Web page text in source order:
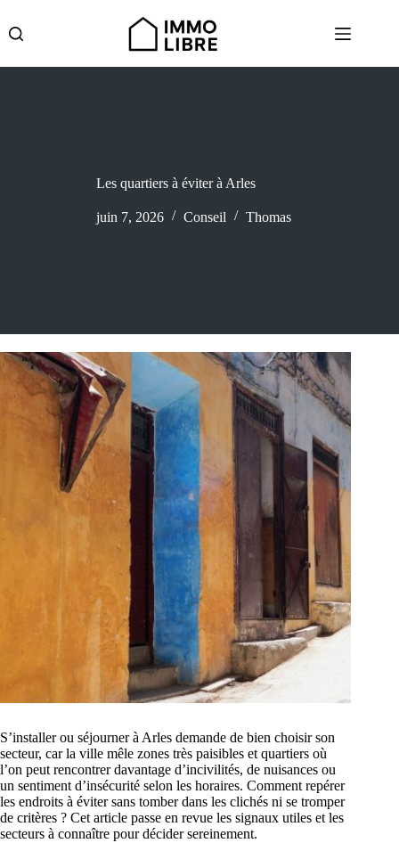
contenu
Les quartiers à éviter à Arles
juin 7, 2026 Conseil Thomas
S’installer ou séjourner à Arles demande de bien choisir son
secteur, car la ville mêle zones très paisibles et quartiers où
l’on peut rencontrer davantage d’incivilités, de nuisances ou
un sentiment d’insécurité selon les horaires. Comment repérer
les endroits à éviter sans tomber dans les clichés ni se tromper
de critères ? Cet article passe en revue les signaux utiles et les
secteurs à connaître pour décider sereinement.